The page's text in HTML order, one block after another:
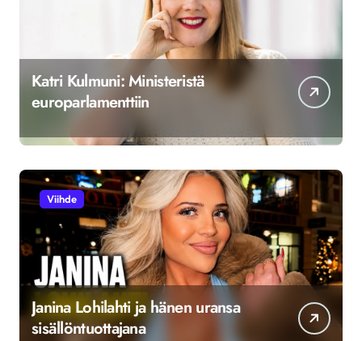
Katri Kulmuni: Ministeristä
europarlamenttiin
Viihde
Janina Lohilahti ja hänen uransa
sisällöntuottajana